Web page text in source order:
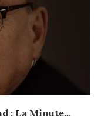
: La Minute...